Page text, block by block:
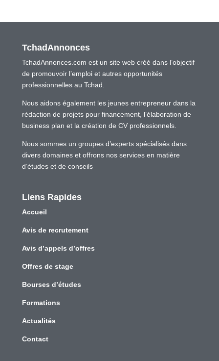
TchadAnnonces
TchadAnnonces.com est un site web créé dans l’objectif
de promouvoir l’emploi et autres opportunités
professionnelles au Tchad.
Nous aidons également les jeunes entrepreneur dans la
rédaction de projets pour financement, l’élaboration de
business plan et la création de CV professionnels.
Nous sommes un groupes d’experts spécialisés dans
divers domaines et offrons nos services en matière
d’études et de conseils
Liens Rapides
Accueil
Avis de recrutement
Avis d’appels d’offres
Offres de stage
Bourses d’études
Formations
Actualités
Contact